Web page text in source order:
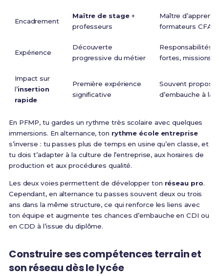
Encadrement
Maître de stage+
professeurs
Maître
formateurs CFA
Expérience
Découverte
progressive du métier
Responsabilités
fortes, missions
Impact sur
l’insertion
rapide
Première expérience
significative
Souvent
d’embauche à la
En PFMP, tu gardes un rythme très scolaire avec quelques
immersions. En alternance, ton rythme école entreprise
s’inverse : tu passes plus de temps en usine qu’en classe, et
tu dois t’adapter à la culture de l’entreprise, aux horaires de
production et aux procédures qualité.
Les deux voies permettent de développer ton réseau pro.
Cependant, en alternance tu passes souvent deux ou trois
ans dans la même structure, ce qui renforce les liens avec
ton équipe et augmente tes chances d’embauche en CDI ou
en CDD à l’issue du diplôme.
Construire ses compétences terrain et
son réseau dès le lycée